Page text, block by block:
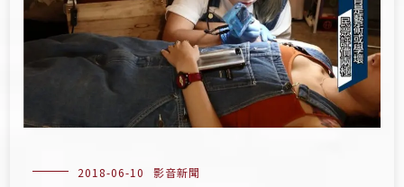
2018-06-10 影音新聞